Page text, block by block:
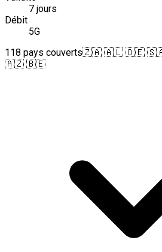
7 jours
Débit
5G
118 pays couverts🇿🇦 🇦🇱 🇩🇪
🇦🇿 🇧🇪